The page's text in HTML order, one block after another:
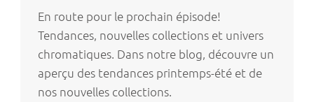
En route pour le prochain épisode!
Tendances, nouvelles collections et univers
chromatiques. Dans notre blog, découvre un
aperçu des tendances printemps-été et de
nos nouvelles collections.